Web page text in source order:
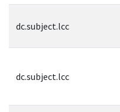
dc.subject.lcc
dc.subject.lcc